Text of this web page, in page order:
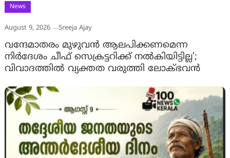
News
August 9, 2026 Sreeja Ajay
വന്ദേമാതരം മുഴുവൻ ആലപിക്കണമെന്ന
നിർദേശം ചീഫ് സെക്രട്ടറിക്ക് നൽകിയിട്ടില്ല’;
വിവാദത്തിൽ വ്യക്തത വരുത്തി ലോക്ഭവൻ